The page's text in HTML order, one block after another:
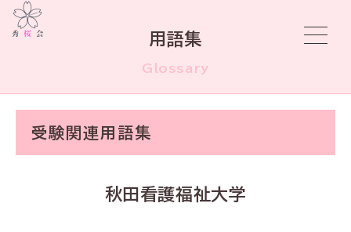
用語集
Glossary
受験関連用語集
秋田看護福祉大学